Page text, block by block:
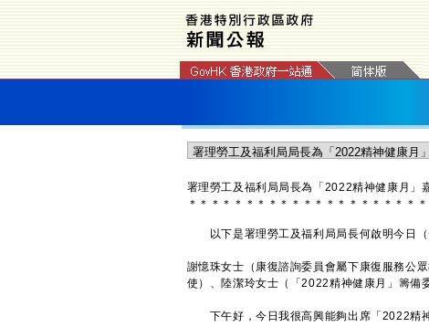
署理勞工及福利局局長為「2022精神健康月」
＊ ＊ ＊ ＊ ＊ ＊ ＊ ＊ ＊ ＊ ＊ ＊ ＊ ＊ ＊ ＊ ＊ ＊ ＊ ＊ ＊
以下是署理勞工及福利局局長何啟明今日（
謝憶珠女士（康復諮詢委員會屬下康復服務公
使）、陸潔玲女士（「2022精神健康月」籌備
下午好，今日我很高興能夠出席「2022精神